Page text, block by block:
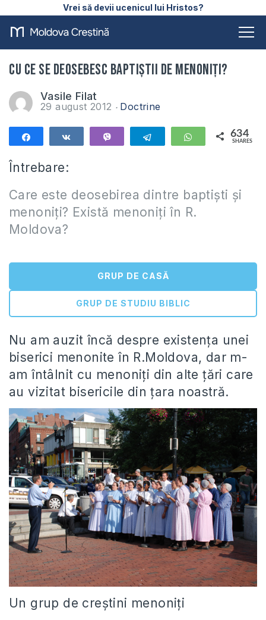
Vrei să devii ucenicul lui Hristos?
Cu ce se deosebesc Baptiștii de Menoniți?
Vasile Filat
29 august 2012 Doctrine
Telegram WhatsApp
634
SHARES
Întrebare:
Care este deosebirea dintre baptiști și
menoniți? Există menoniți în R.
Moldova?
GRUP DE CASĂ
GRUP DE STUDIU BIBLIC
Nu am auzit încă despre existența unei
biserici menonite în R.Moldova, dar m-
am întâlnit cu menoniți din alte țări care
au vizitat bisericile din țara noastră.
Un grup de creștini menoniți